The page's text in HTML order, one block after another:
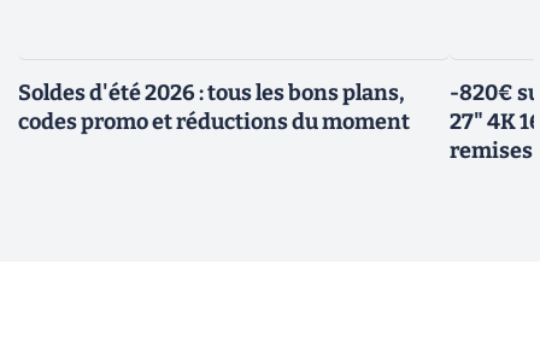
Soldes d'été 2026 : tous les bons plans,
codes promo et réductions du moment
-820€
27" 4K
remises